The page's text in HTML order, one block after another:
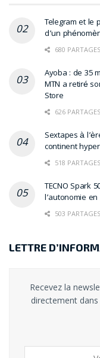
Telegram et le
d’un
680 PARTAGES
Ayoba : de 35
MTN a retiré
Store
626 PARTAGES
Sextapes à
continent
518 PARTAGES
TECNO Spark
l’autonomie
503 PARTAGES
LETTRE
Recevez la
directement